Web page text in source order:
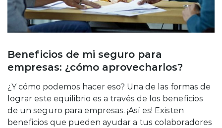
Beneficios de mi seguro para
empresas: ¿cómo aprovecharlos?
¿Y cómo podemos hacer eso? Una de las formas de
lograr este equilibrio es a través de los beneficios
de un seguro para empresas. ¡Así es! Existen
beneficios que pueden ayudar a tus colaboradores